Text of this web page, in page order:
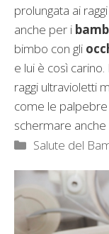
prolungata ai
anche per i
bimbo con gli
e lui è così
raggi ultravioletti
come le
schermare anche
Categorie
Salute del